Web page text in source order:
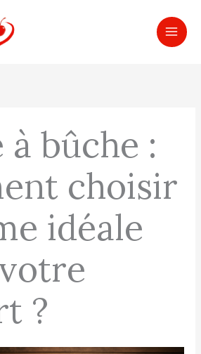
bûche :
choisir
idéale
?